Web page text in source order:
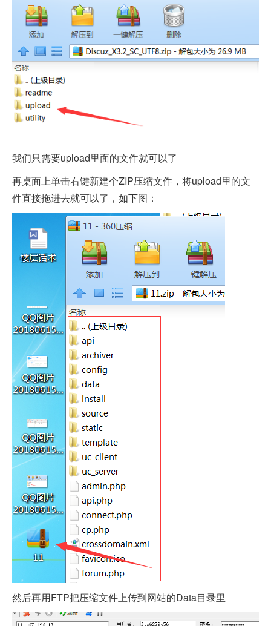
我们只需要upload里面的文件就可以了
再桌面上单击右键新建个ZIP压缩文件，将upload里的文
件直接拖进去就可以了，如下图：
然后再用FTP把压缩文件上传到网站的Data目录里